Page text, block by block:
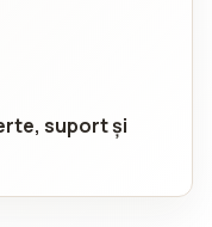
suport și